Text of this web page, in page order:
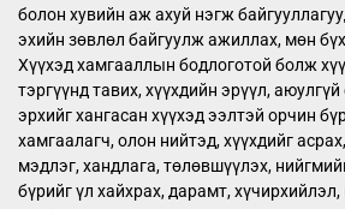
болон хувийн аж ахуй нэгж
эхийн зөвлөл байгуулж ажиллах, мөн
Хүүхэд хамгааллын бодлоготой болж
тэргүүнд тавих, хүүхдийн эрүүл,
эрхийг хангасан хүүхэд ээлтэй орчин
хамгаалагч, олон нийтэд, хүүхдийг
мэдлэг, хандлага, төлөвшүүлэх,
бүрийг үл хайхрах, дарамт,